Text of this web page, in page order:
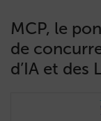
MCP, le
de
d’IA et des